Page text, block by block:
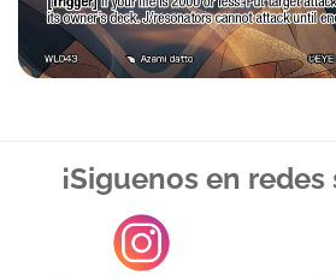
¡Siguenos en